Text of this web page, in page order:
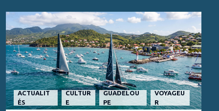
ACTUALIT
ÉS
CULTUR
E
GUADELOU
PE
VOYAGEU
R